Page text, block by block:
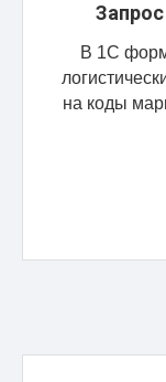
В 1С
на коды